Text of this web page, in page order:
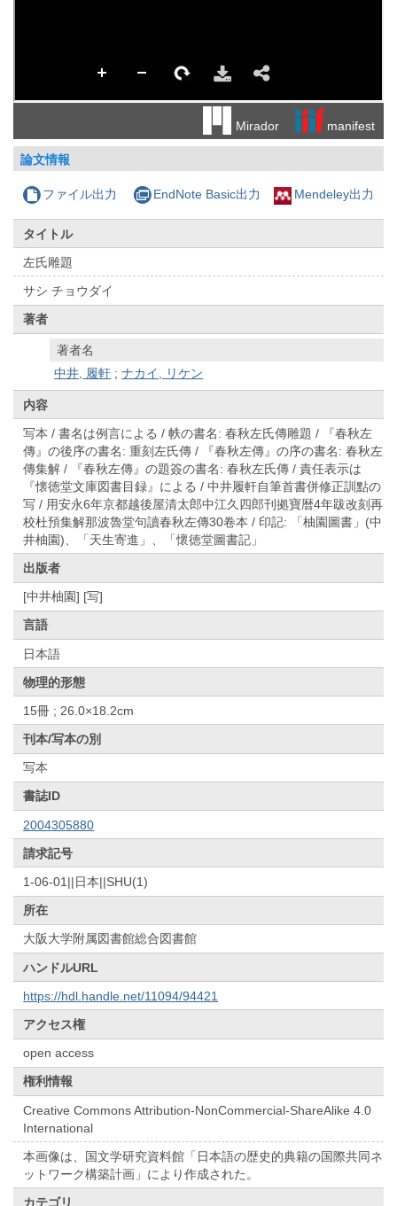
Mirador manifest
論文情報
ファイル出力 EndNote Basic出力 Mendeley出力
タイトル
左氏雕題
サシ チョウダイ
著者
著者名
中井, 履軒 ;ナカイ, リケン
内容
写本 / 書名は例言による / 帙の書名: 春秋左氏傳雕題 / 『春秋左
傳』の後序の書名: 重刻左氏傳 / 『春秋左傳』の序の書名: 春秋左
傳集解 / 『春秋左傳』の題簽の書名: 春秋左氏傳 / 責任表示は
『懐徳堂文庫図書目録』による / 中井履軒自筆首書併修正訓點の
写 / 用安永6年京都越後屋清太郎中江久四郎刊拠寶暦4年跋改刻再
校杜預集解那波魯堂句讀春秋左傳30卷本 / 印記: 「柚園圖書」(中
井柚園)、「天生寄進」、「懷徳堂圖書記」
出版者
[中井柚園] [写]
言語
日本語
物理的形態
15冊 ; 26.0×18.2cm
刊本/写本の別
写本
書誌ID
2004305880
請求記号
1-06-01||日本||SHU(1)
所在
大阪大学附属図書館総合図書館
ハンドルURL
https://hdl.handle.net/11094/94421
アクセス権
open access
権利情報
Creative Commons Attribution-NonCommercial-ShareAlike 4.0
International
本画像は、国文学研究資料館「日本語の歴史的典籍の国際共同ネ
ットワーク構築計画」により作成された。
カテゴリ